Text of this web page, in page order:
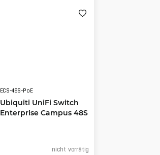
ECS-48S-PoE
Ubiquiti UniFi Switch
Enterprise Campus 48S
nicht vorrätig